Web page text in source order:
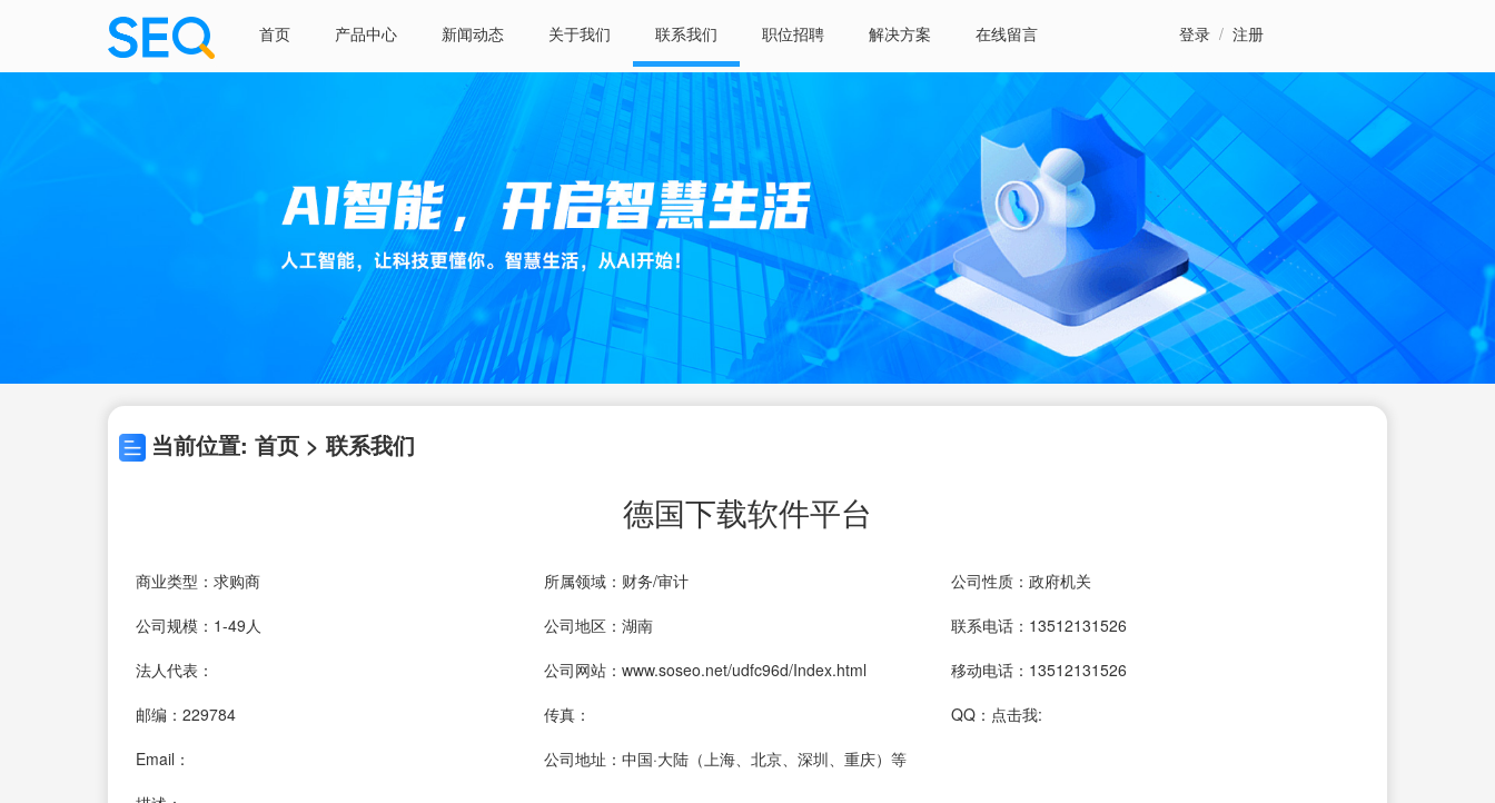
首页 产品中心 新闻动态 关于我们 联系我们 职位招聘 解决方案 在线留言 登录 / 注册
当前位置: 首页 > 联系我们
德国下载软件平台
商业类型：求购商 所属领域：财务/审计
公司性质：政府机关
公司规模：1-49人
公司地区：湖南
联系电话：13512131526
法人代表：
公司网站：www.soseo.net/udfc96d/Index.html
移动电话：13512131526
邮编：229784
传真： QQ： 点击我:
Email：
公司地址：中国·大陆（上海、北京、深圳、重庆）等